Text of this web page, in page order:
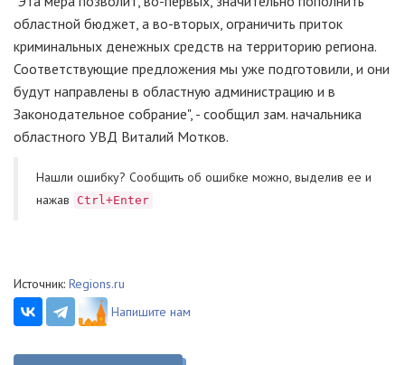
областной бюджет, а во-вторых, ограничить приток
криминальных денежных средств на территорию региона.
Соответствующие предложения мы уже подготовили, и они
будут направлены в областную администрацию и в
Законодательное собрание", - сообщил зам. начальника
областного УВД Виталий Мотков.
Нашли ошибку? Cообщить об ошибке можно, выделив ее и
нажав
Ctrl+Enter
Источник: Regions.ru
Напишите нам